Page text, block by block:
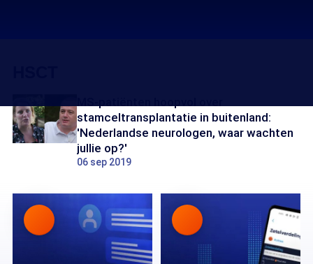
stamceltransplantatie in buitenland:
'Nederlandse neurologen, waar wachten
jullie op?'
06 sep 2019